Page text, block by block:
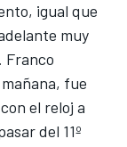
igual que
muy
Franco
fue
el reloj a
del 11º